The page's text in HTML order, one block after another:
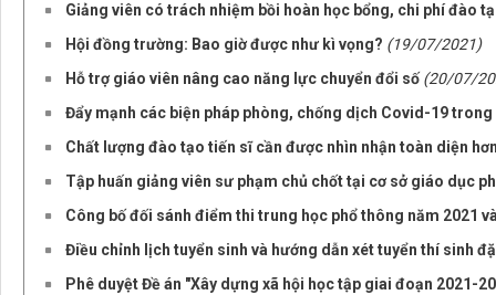
Giảng viên có trách nhiệm bồi hoàn học bổng, chi phí đào
Hội đồng trường: Bao giờ được như kì vọng? (19/07/2021)
Hỗ trợ giáo viên nâng cao năng lực chuyển đổi số (20/07/
Đẩy mạnh các biện pháp phòng, chống dịch Covid-19
Chất lượng đào tạo tiến sĩ cần được nhìn nhận toàn diện
Tập huấn giảng viên sư phạm chủ chốt tại cơ sở giáo dục
Công bố đối sánh điểm thi trung học phổ thông năm 2021
Điều chỉnh lịch tuyển sinh và hướng dẫn xét tuyển thí sinh
Phê duyệt Đề án "Xây dựng xã hội học tập giai đoạn 2021-